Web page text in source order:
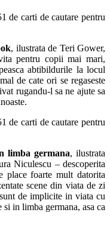
, ilustrata de Teri Gower,
pentru copii mai mari,
abtibildurile la locul
de cate ori se regaseste
rugandu-l sa ne ajute sa
limba germana, ilustrata
Niculescu – descoperita
place foarte mult datorita
scene din viata de zi
de implicite in viata cu
in limba germana, asa ca